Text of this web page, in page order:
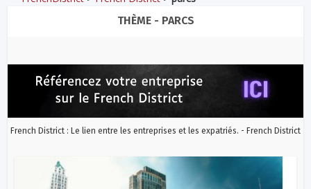
THÈME - PARCS
French District : Le lien entre les entreprises et les expatriés. - French District